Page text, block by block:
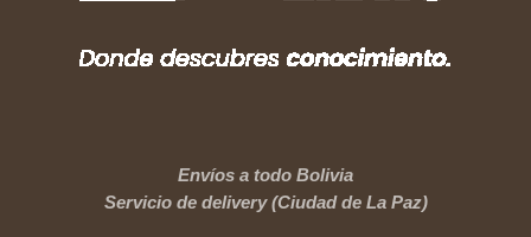
Envíos a todo Bolivia
Servicio de delivery (Ciudad de La Paz)